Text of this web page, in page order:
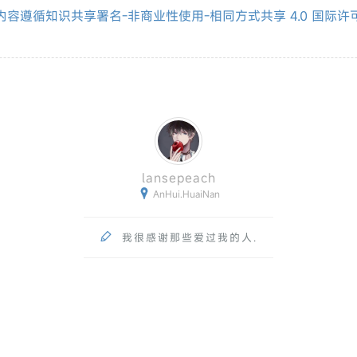
容遵循知识共享署名-非商业性使用-相同方式共享 4.0 国际许
lansepeach
 AnHui.HuaiNan
 我很感谢那些爱过我的人.